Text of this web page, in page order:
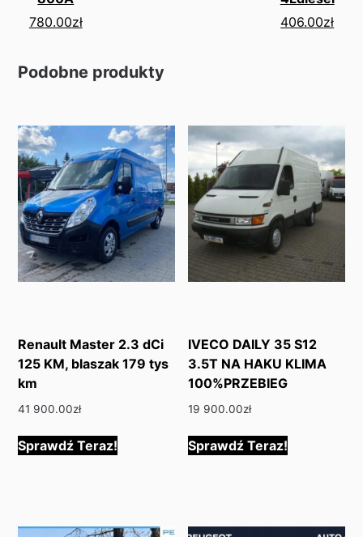
780.00zł
406.00zł
Podobne produkty
Renault Master 2.3 dCi
125 KM, blaszak 179 tys
km
41 900.00zł
Sprawdź Teraz!
IVECO DAILY 35 S12
3.5T NA HAKU KLIMA
100%PRZEBIEG
19 900.00zł
Sprawdź Teraz!